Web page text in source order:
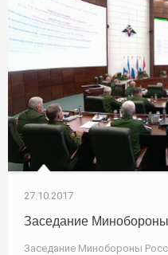
27.10.2017
Заседание
Заседание Минобороны